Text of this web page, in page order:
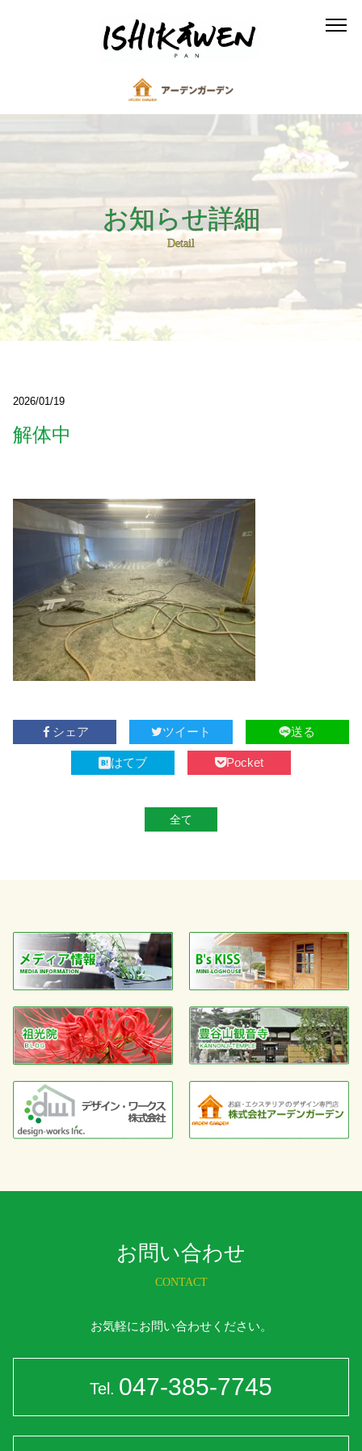
お知らせ詳細
Detail
2026/01/19
解体中
シェア ツイート 送る
はてブ Pocket
全て
お問い合わせ
CONTACT
お気軽にお問い合わせください。
Tel. 047-385-7745